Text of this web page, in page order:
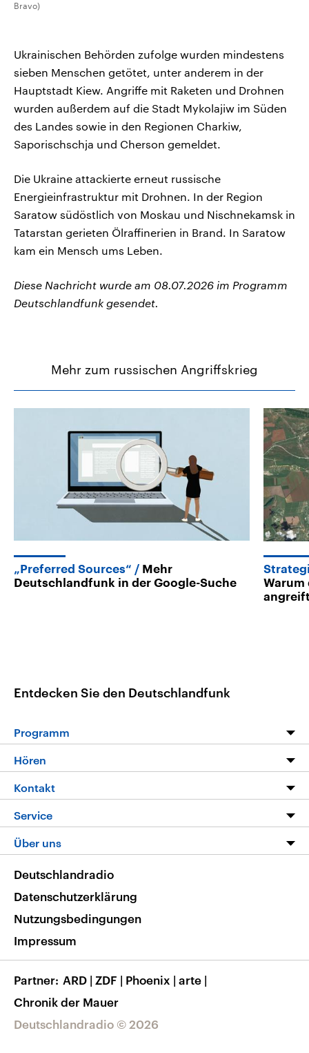
Bravo)
Ukrainischen Behörden zufolge wurden mindestens
sieben Menschen getötet, unter anderem in der
Hauptstadt Kiew. Angriffe mit Raketen und Drohnen
wurden außerdem auf die Stadt Mykolajiw im Süden
des Landes sowie in den Regionen Charkiw,
Saporischschja und Cherson gemeldet.
Die Ukraine attackierte erneut russische
Energieinfrastruktur mit Drohnen. In der Region
Saratow südöstlich von Moskau und Nischnekamsk in
Tatarstan gerieten Ölraffinerien in Brand. In Saratow
kam ein Mensch ums Leben.
Diese Nachricht wurde am 08.07.2026 im Programm
Deutschlandfunk gesendet.
Mehr zum russischen Angriffskrieg
„Preferred Sources“
Mehr
Deutschlandfunk in der Google-Suche
Warum
Entdecken Sie den Deutschlandfunk
Programm
Programm
Die Nachrichten
Nachrichtenleicht
Neue Beiträge auf dlf.de
Hören
Livestream
Podcasts
Deutschlandfunk App
Nachrichten App
Frequenzen
Kontakt
Hörerservice
Service
FAQ
Veranstaltungen
Musikliste
RSS
Über uns
Barrierefreiheit
Deutschlandradio © 2026
Deutschlandradio
Datenschutzerklärung
Nutzungsbedingungen
Impressum
Partner ARD | ZDF | Phoenix | arte |
Chronik der Mauer